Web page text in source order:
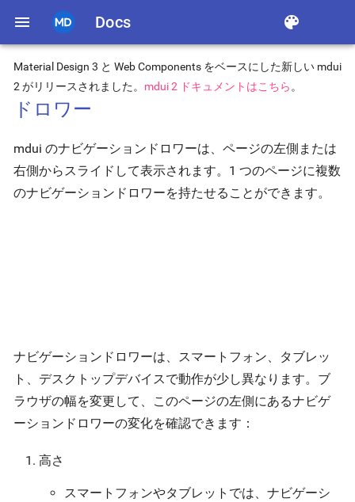
menu Docs color_lens
Material Design 3 と Web Components をベースにした新しい mdui
2 がリリースされました。 mdui 2 ドキュメントはこちら 。
ドロワー
mdui のナビゲーションドロワーは、ページの左側または
右側からスライドして表示されます。1 つのページに複数
のナビゲーションドロワーを持たせることができます。
ナビゲーションドロワーは、スマートフォン、タブレッ
ト、デスクトップデバイスで動作が少し異なります。ブ
ラウザの幅を変更して、このページの左側にあるナビゲ
ーションドロワーの変化を確認できます：
高さ
スマートフォンやタブレットでは、ナビゲーシ